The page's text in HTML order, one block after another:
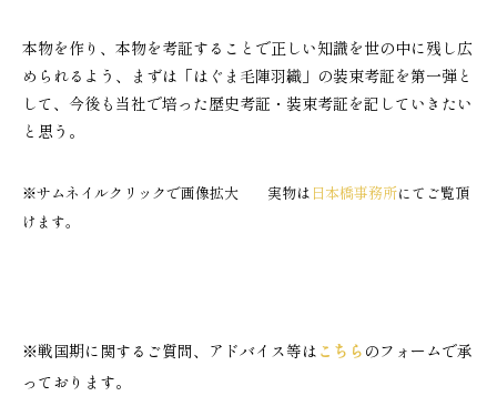
本物を作り、本物を考証することで正しい知識を世の中に残し広
められるよう、まずは「はぐま毛陣羽織」の装束考証を第一弾と
して、今後も当社で培った歴史考証・装束考証を記していきたい
と思う。
※サムネイルクリックで画像拡大 実物は 日本橋事務所にてご覧頂
けます。
※戦国期に関するご質問、アドバイス等は こちら のフォームで承
っております。